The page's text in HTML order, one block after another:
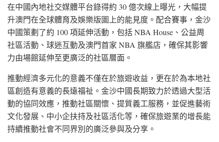
在中國內地社交媒體平台錄得約 30 億次線上曝光，大幅提
升澳門在全球體育及娛樂版圖上的能見度。配合賽事，金沙
中國策劃了約 100 項延伸活動，包括 NBA House、公益周
社區活動、球迷互動及澳門首家 NBA 旗艦店，確保其影響
力由場館延伸至更廣泛的社區層面。
推動經濟多元化的意義不僅在於旅遊收益，更在於為本地社
區創造有意義的長遠福祉。金沙中國長期致力於透過大型活
動的協同效應，推動社區關懷、提質義工服務，並促進藝術
文化發展、中小企扶持及社區活化等，確保旅遊業的增長能
持續推動社會不同界別的廣泛參與及分享。